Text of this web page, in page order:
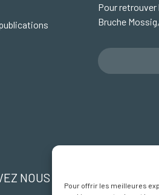
Pour offrir les meilleures
Pour retrouver
Bruche
NOUS SUR FACEBOOK